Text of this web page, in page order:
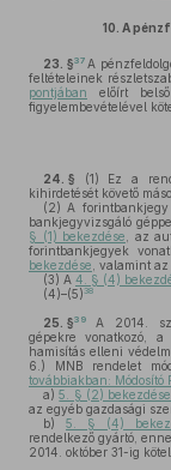
10. A
23. §37 A
feltételeinek
pontjában előírt
figyelembevételével
24. § (1) Ez a
kihirdetését követő
(2) A forintbankjegy
bankjegyvizsgáló
§ (1) bekezdése , az
forintbankjegyek
bekezdése , valamint az
(3) A 4. § (4)
(4)–(5) 38
25. §39
A 2014.
gépekre vonatkozó, a
hamisítás elleni
6.) MNB rendelet
továbbiakban: Módosító
a) 5. § (2) bekezdése
az egyéb gazdasági
b)
5. § (4)
rendelkező gyártó,
2014. október 31-ig